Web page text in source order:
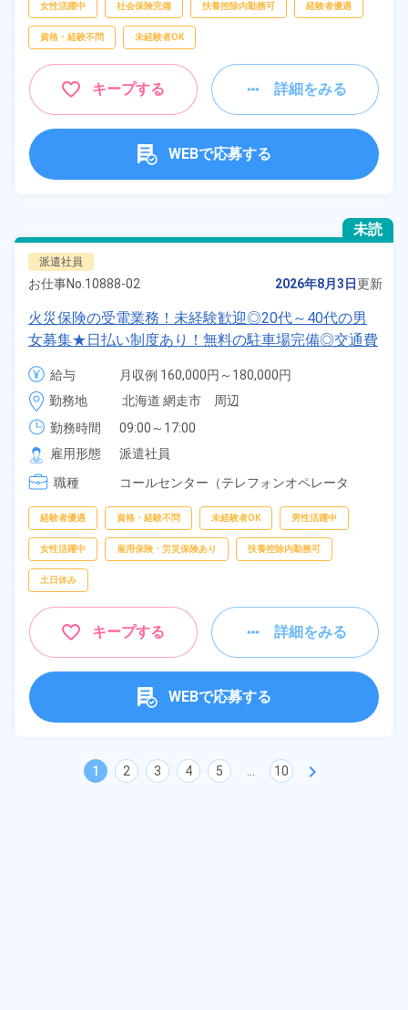
女性活躍中 社会保険完備 扶養控除内勤務可 経験者優遇
資格・経験不問 未経験者OK
キープする 詳細をみる
WEBで応募する
未読
派遣社員
お仕事No. 10888-02 2026年8月3日更新
火災保険の受電業務！未経験歓迎◎20代～40代の男
女募集★日払い制度あり！無料の駐車場完備◎交通費
支給★《北海道網走市》
給与
月収例 160,000円～180,000円
時給 1,192円～1,192円
勤務地
北海道 網走市　周辺
勤務時間
09:00～17:00
雇用形態
派遣社員
職種
コールセンター（テレフォンオペレータ
経験者優遇 資格・経験不問 未経験者OK 男性活躍中
女性活躍中 雇用保険・労災保険あり 扶養控除内勤務可
土日休み
キープする 詳細をみる
WEBで応募する
1 2 3 4 5 10 chevron_right